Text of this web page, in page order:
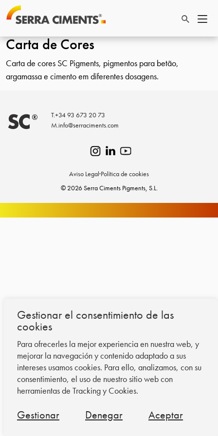
Gestionar el consentimiento de las
cookies
Para ofrecerles la mejor experiencia en nuestra web, y
mejorar la navegación y contenido adaptado a sus
intereses usamos cookies. Para ello, analizamos, con su
consentimiento, el uso de nuestro sitio web con
herramientas de Tracking y Cookies.
Gestionar Denegar Aceptar
Carta de Cores
Carta de cores SC Pigments, pigmentos para betão,
argamassa e cimento em diferentes dosagens.
T.+34 93 673 20 73
M.info@serraciments.com
Aviso Legal·Política de cookies
© 2026 Serra Ciments Pigments, S.L.